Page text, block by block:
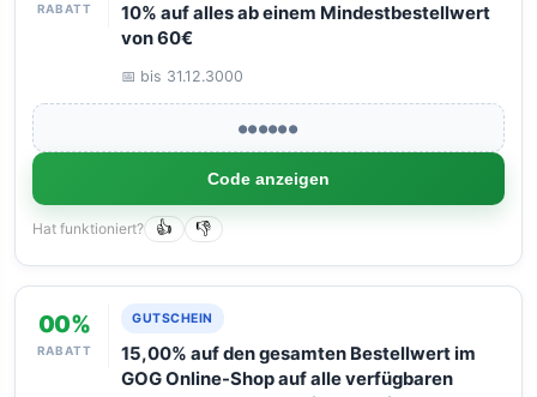
RABATT
10% auf alles ab einem Mindestbestellwert
von 60€
📅 bis 31.12.3000
●●●●●●
Code anzeigen
Hat funktioniert? 👍 👎
00%
RABATT
GUTSCHEIN
15,00% auf den gesamten Bestellwert im
GOG Online-Shop auf alle verfügbaren